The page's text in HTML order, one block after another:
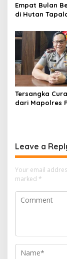
Empat Bulan
di Hutan
Mamuju
Tersangka
dari Mapolres
Leave a
Your email
marked *